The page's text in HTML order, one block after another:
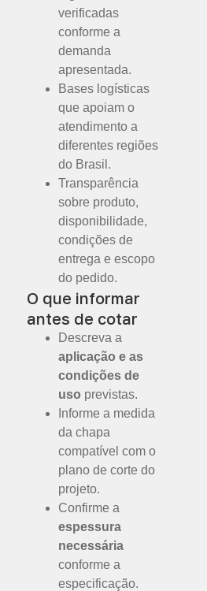
verificadas
conforme a
demanda
apresentada.
Bases logísticas
que apoiam o
atendimento a
diferentes regiões
do Brasil.
Transparência
sobre produto,
disponibilidade,
condições de
entrega e escopo
do pedido.
O que informar
antes de cotar
Descreva a
aplicação e as
condições de
uso previstas.
Informe a medida
da chapa
compatível com o
plano de corte do
projeto.
Confirme a
espessura
necessária
conforme a
especificação.